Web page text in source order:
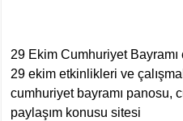
29 Ekim Cumhuriyet
29 ekim etkinlikleri ve
cumhuriyet bayramı panosu,
paylaşım konusu sitesi